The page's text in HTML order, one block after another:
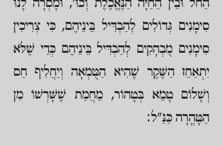
הַחֹל וּבֵין הַחַיָּה הַנֶּאֱכֶלֶת וְכוּ', וּמָסְרָה לָנוּ
סִימָנִים גְּדוֹלִים לְהַבְדִּיל בֵּינֵיהֶם, כִּי צְרִיכִין
סִימָנִים מֻבְהָקִים לְהַבְדִּיל בֵּינֵיהֶם כְּדֵי שֶׁלֹּא
יִתְאַחֵז הַשֶּׁקֶר שֶׁהִיא הַטֻּמְאָה וְיַחֲלִיף חַס
וְשָׁלוֹם טָמֵא בְּטָהוֹר, מֵחֲמַת שֶׁשָּׁרְשׁוֹ מִן
הַטָּהֳרָה כַּנַּ"ל: